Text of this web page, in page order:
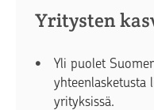
Yritysten
Yli puolet
yhteenlasketusta
yrityksissä.